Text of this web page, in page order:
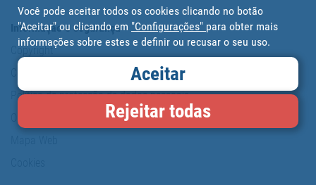
Informação e segurança
Copyright
Política de protecção de dados pessoais
O nosso compromisso
Você pode aceitar todos os cookies clicando no botão
"Aceitar" ou clicando em "Configurações" para obter mais
informações sobre estes e definir ou recusar o seu uso.
Aceitar
Rejeitar todas